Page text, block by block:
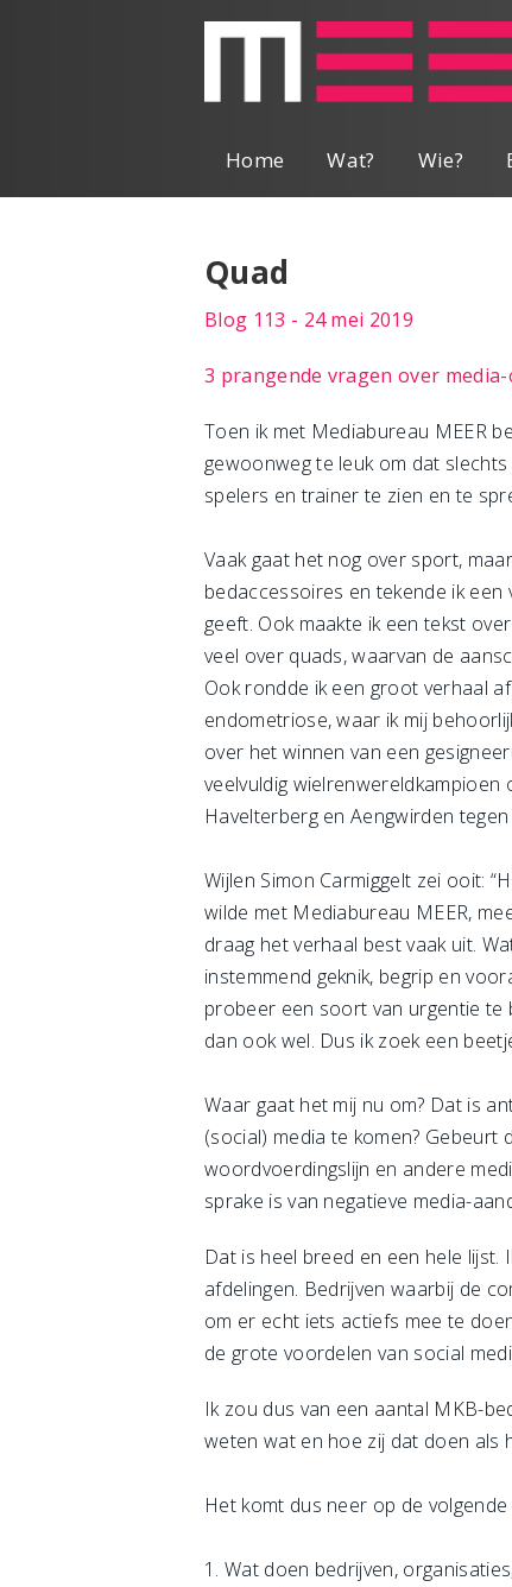
Home Wat? Wie?
Quad
Blog 113 - 24 mei 2019
3 prangende vragen over
Toen ik met Mediabureau MEER
gewoonweg te leuk om dat
spelers en trainer te zien en te
Vaak gaat het nog over sport,
bedaccessoires en tekende ik
geeft. Ook maakte ik een tekst
veel over quads, waarvan de
Ook rondde ik een groot verhaal
endometriose, waar ik mij
over het winnen van een
veelvuldig wielrenwereldkampioen
Havelterberg en Aengwirden
Wijlen Simon Carmiggelt zei ooit:
wilde met Mediabureau MEER,
draag het verhaal best vaak uit.
instemmend geknik, begrip en
probeer een soort van urgentie te
dan ook wel. Dus ik zoek een
Waar gaat het mij nu om? Dat is
(social) media te komen? Gebeurt
woordvoerdingslijn en andere
sprake is van negatieve media-
Dat is heel breed en een hele
afdelingen. Bedrijven waarbij de
om er echt iets actiefs mee te
de grote voordelen van social
Ik zou dus van een aantal MKB-
weten wat en hoe zij dat doen als
Het komt dus neer op de volgende
1. Wat doen bedrijven,